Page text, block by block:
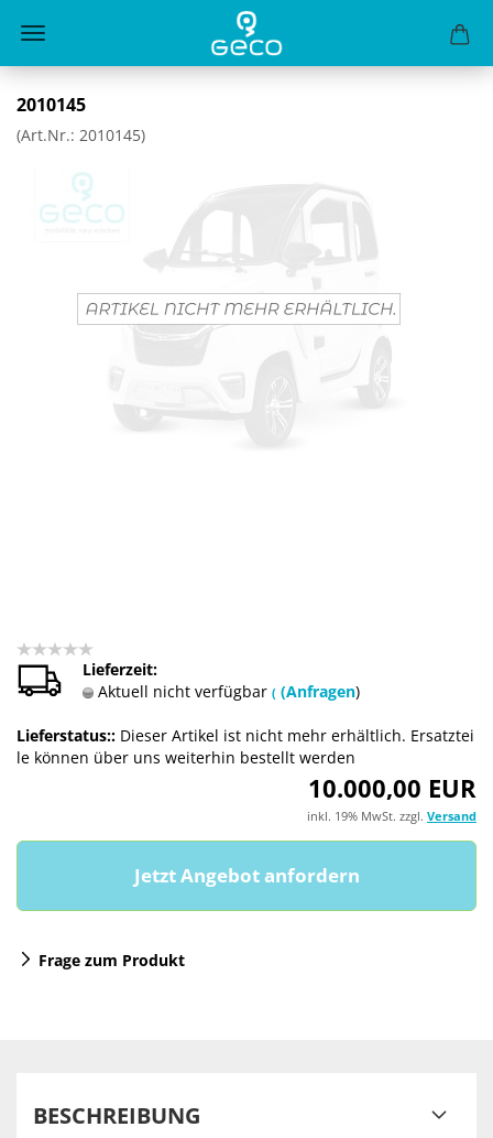
2010145
(Art.Nr.: 2010145)
Lieferzeit:
Aktuell nicht verfügbar ( (Anfragen)
Lieferstatus:: Dieser Artikel ist nicht mehr erhältlich. Ersatztei
le können über uns weiterhin bestellt werden
10.000,00 EUR
inkl. 19% MwSt. zzgl. Versand
Frage zum Produkt
BESCHREIBUNG